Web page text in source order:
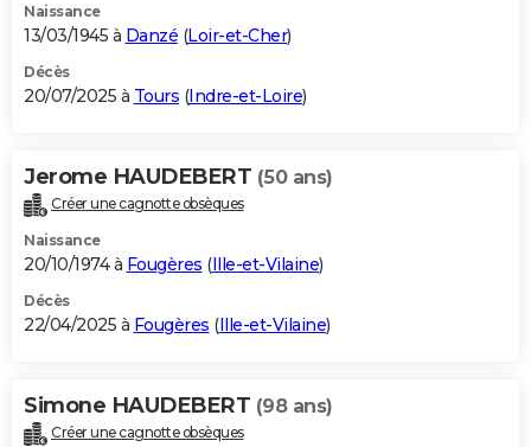
Naissance
13/03/1945 à Danzé (Loir-et-Cher)
Décès
20/07/2025 à Tours (Indre-et-Loire)
Jerome HAUDEBERT (50 ans)
Créer une cagnotte obsèques
Naissance
20/10/1974 à Fougères (Ille-et-Vilaine)
Décès
22/04/2025 à Fougères (Ille-et-Vilaine)
Simone HAUDEBERT (98 ans)
Créer une cagnotte obsèques